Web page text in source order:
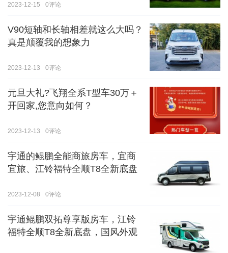
2023-12-15 0评论
V90短轴和长轴相差就这么大吗？
真是颠覆我的想象力
2023-12-13 0评论
元旦大礼?飞翔全系T型车30万＋
开回家,您意向如何？
2023-12-13 0评论
宇通的鲲鹏全能商旅房车，宜商
宜旅、江铃福特全顺T8全新底盘
2023-12-08 0评论
宇通鲲鹏双拓尊享版房车，江铃
福特全顺T8全新底盘，国风外观